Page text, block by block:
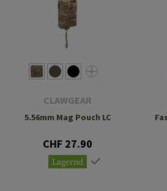
CLAWGEAR
5.56mm Mag Pouch LC
CHF 27.90
Lagernd